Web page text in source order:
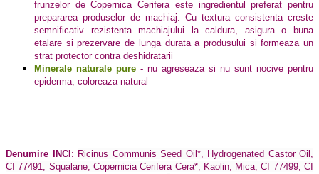
frunzelor de Copernica Cerifera este ingredientul preferat pentru
prepararea produselor de machiaj. Cu textura consistenta creste
semnificativ rezistenta machiajului la caldura, asigura o buna
etalare si prezervare de lunga durata a produsului si formeaza un
strat protector contra deshidratarii
Minerale naturale pure - nu agreseaza si nu sunt nocive pentru
epiderma, coloreaza natural
Denumire INCI : Ricinus Communis Seed Oil*, Hydrogenated Castor Oil,
CI 77491, Squalane, Copernicia Cerifera Cera*, Kaolin, Mica, CI 77499, CI